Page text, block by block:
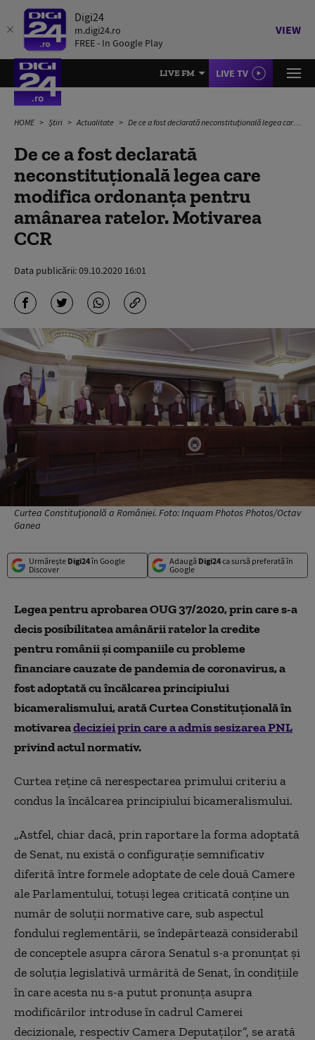
Digi24
m.digi24.ro
FREE - In Google Play
VIEW
LIVE FM LIVE TV
HOME Știri Actualitate De ce a fost declarată neconstituțională legea care modifica ordonanța pentru amânarea ratelor. Motivarea CCR
De ce a fost declarată
neconstituțională legea care
modifica ordonanța pentru
amânarea ratelor. Motivarea
CCR
Data publicării:09.10.2020 16:01
Curtea Constituţională a României. Foto: Inquam Photos Photos/Octav
Ganea
Urmărește Digi24în Google
Discover
Adaugă Digi24ca sursă preferată în
Google
Legea pentru aprobarea OUG 37/2020,prin care s-a
decis posibilitatea amânării ratelor la credite
pentru românii și companiile cu probleme
financiare cauzate de pandemia de coronavirus,a
fost adoptată cu încălcarea principiului
bicameralismului, arată Curtea Constituţională în
motivareadeciziei prin care a admis sesizarea PNL
privind actul normativ.
Curtea reţine că nerespectarea primului criteriu a
condus la încălcarea principiului bicameralismului.
„Astfel, chiar dacă, prin raportare la forma adoptată
de Senat, nu există o configuraţie semnificativ
diferită între formele adoptate de cele două Camere
ale Parlamentului, totuşi legea criticată conţine un
număr de soluţii normative care, sub aspectul
fondului reglementării, se îndepărtează considerabil
de conceptele asupra cărora Senatul s-a pronunţat şi
de soluţia legislativă urmărită de Senat, în condiţiile
în care acesta nu s-a putut pronunţa asupra
modificărilor introduse în cadrul Camerei
decizionale, respectiv Camera Deputaţilor”, se arată